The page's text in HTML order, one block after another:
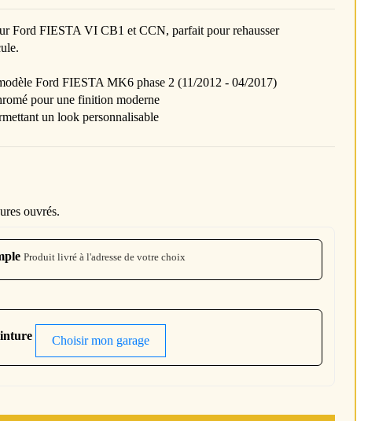
Ford FIESTA VI CB1 et CCN, parfait pour rehausser
Ford FIESTA MK6 phase 2 (11/2012 - 04/2017)
pour une finition moderne
un look personnalisable
ouvrés.
Produit livré à l'adresse de votre choix
Choisir mon garage